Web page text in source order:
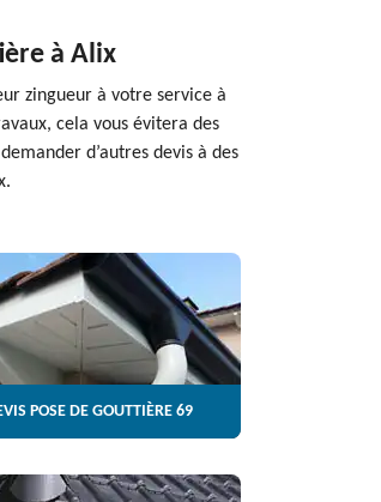
à Alix
zingueur à votre service à
cela vous évitera des
d’autres devis à des
POSE DE GOUTTIÈRE 69